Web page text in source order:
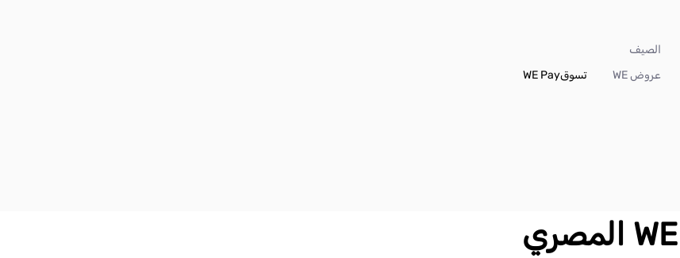
الصيف
عروض WE
تسوقWE Pay